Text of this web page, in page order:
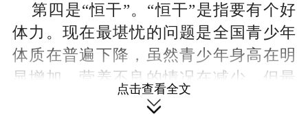
第四是“恒干”。“恒干”是指要有个好
体力。现在最堪忧的问题是全国青少年
体质在普遍下降，虽然青少年身高在明
显增加，营养不良的情况在减少，但最
年间，青少年肺活量下降了
点击查看全文
